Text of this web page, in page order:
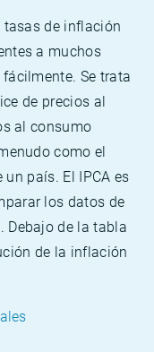
tasas de inflación
a muchos
Se trata
de precios al
al consumo
como el
país. El IPCA es
los datos de
Debajo de la tabla
de la inflación